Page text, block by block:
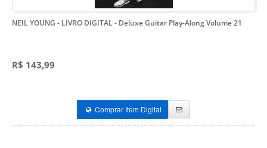
NEIL YOUNG - LIVRO DIGITAL- Deluxe Guitar Play-Along Volume 21
R$ 143,99
Comprar Item Digital